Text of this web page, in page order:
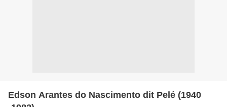
Edson Arantes do Nascimento dit Pelé (1940